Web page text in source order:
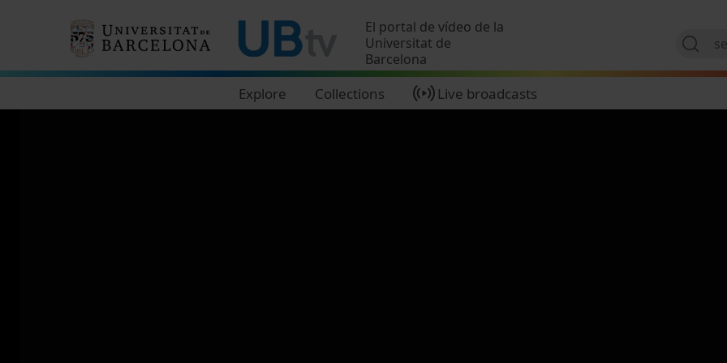
El portal de vídeo de la
Universitat de
Barcelona
Explore Collections Live broadcasts